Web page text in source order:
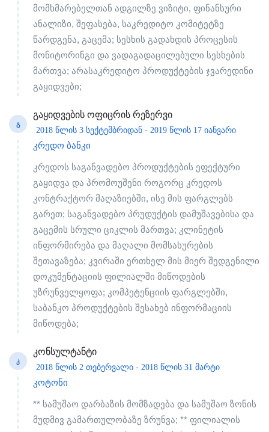
მომხმარებელთან ადგილზე ვიზიტი, ფინანსური
ანალიზი, შეფასება, საკრედიტო კომიტეტზე
წარდგენა, გაცემა; სესხის გადახდის პროცესის
მონიტორინგი და ვადაგადაცილებული სესხების
მართვა; არასაკრედიტო პროდუქტების ჯვარედინი
გაყიდვები;
Გ
გაყიდვების ოფიცრის რეზერვი
2018 წლის 3 სექტემბრიდან - 2019 წლის 17 იანვარი
კრედო ბანკი
კრედოს საგანვადებო პროდუქტების ეფექტური
გაყიდვა და პრომოუშენი როგორც კრედოს
კონტრაქტორ მაღაზიებში, ისე მის ფარგლებს
გარეთ; საგანვადებო პრუდუქტის დამუშავებისა და
გაცემის სრული ციკლის მართვა; კლინეტის
ინფორმირება და მაღალი მომსახურების
შეთავაზება; კვირაში ერთხელ მის მიერ შედგენილი
დოკუმენტაციის ფილიალში მიწოდების
უზრუნველყოფა; კომპეტენციის ფარგლებში,
საბანკო პროდუქტების შესახებ ინფორმაციის
მიწოდება;
Კ
კონსულტანტი
2018 წლის 2 თებერვალი - 2018 წლის 31 მარტი
კოტონი
** სამუშაო დარბაზის მომზადება და სამუშაო ზონის
მუდმივ გამართულობაზე ზრუნვა; ** ფილიალის